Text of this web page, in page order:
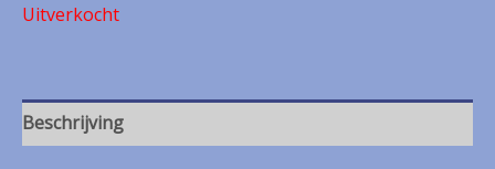
Uitverkocht
Beschrijving